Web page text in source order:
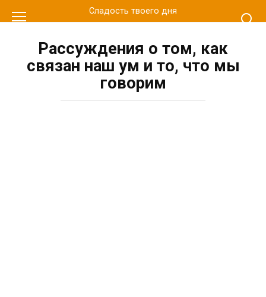
к
Сладость твоего дня
Рассуждения о том, как
связан наш ум и то, что мы
говорим